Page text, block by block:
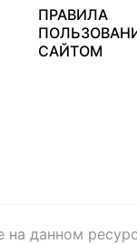
ПРАВИЛА
САЙТОМ
на данном